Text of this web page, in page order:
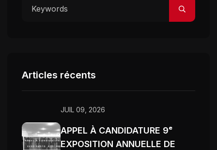
Articles récents
JUIL 09, 2026
APPEL À CANDIDATURE 9ᵉ
EXPOSITION ANNUELLE DE